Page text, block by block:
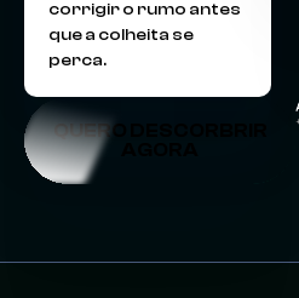
corrigir o rumo antes
que a colheita se
perca.
QUERO DESCORBRIR